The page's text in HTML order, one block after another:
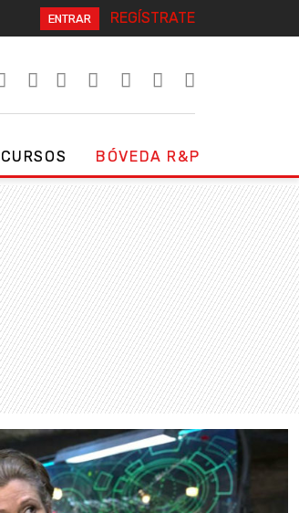
ENTRAR REGÍSTRATE
BÓVEDA R&P